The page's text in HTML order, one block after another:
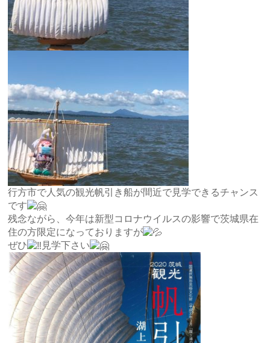
行方市で人気の観光帆引き船が間近で見学できるチャンス
です
残念ながら、今年は新型コロナウイルスの影響で茨城県在
住の方限定になっておりますが
ぜひ
見学下さい